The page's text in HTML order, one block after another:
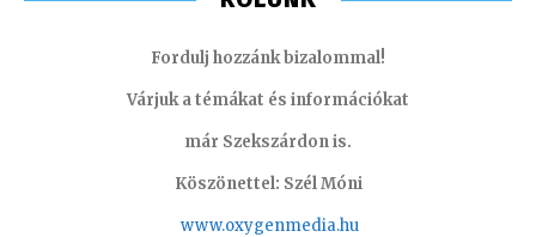
Fordulj hozzánk bizalommal!
Várjuk a témákat és információkat
már Szekszárdon is.
Köszönettel: Szél Móni
www.oxygenmedia.hu